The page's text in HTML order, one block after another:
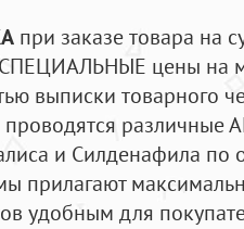
при заказе товара на
цены на
выписки товарного
проводятся
и Силденафила по
прилагают
удобным для